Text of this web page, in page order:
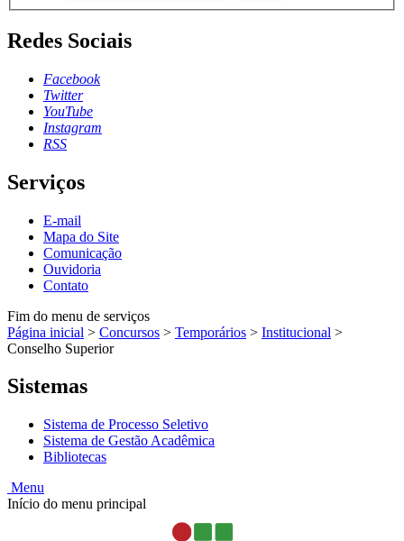
Redes Sociais
Facebook
Twitter
YouTube
Instagram
RSS
Serviços
E-mail
Mapa do Site
Comunicação
Ouvidoria
Contato
Fim do menu de serviços
Página inicial > Concursos > Temporários > Institucional >
Conselho Superior
Sistemas
Sistema de Processo Seletivo
Sistema de Gestão Acadêmica
Bibliotecas
Menu
Início do menu principal